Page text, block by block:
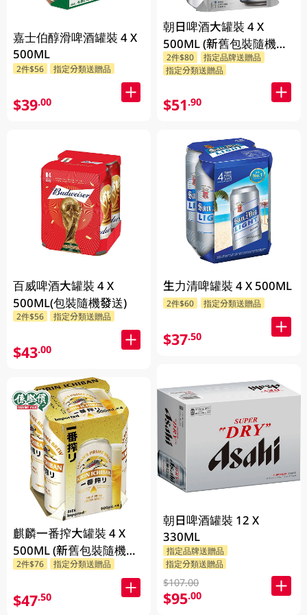
嘉士伯醇滑啤酒罐裝 4 X
500ML
2件$56 指定分類送贈品
$39.00
百威啤酒大罐裝 4 X
500ML(包裝隨機發送)
2件$56 指定分類送贈品
$43.00
麒麟一番搾大罐裝 4 X
500ML (新舊包裝隨機發
貨)
2件$76 指定分類送贈品
$47.50
朝日啤酒大罐裝 4 X
500ML (新舊包裝隨機發
貨)
2件$80
指定品牌送贈品
指定分類送贈品
$51.90
生力清啤罐裝 4 X 500ML
2件$60 指定分類送贈品
$37.50
朝日啤酒罐裝 12 X
330ML
指定品牌送贈品
指定分類送贈品
$107.00
$95.00